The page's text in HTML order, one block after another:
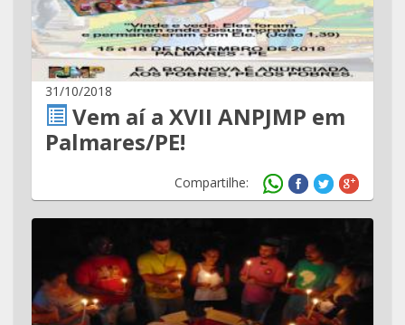
31/10/2018
Vem aí a XVII ANPJMP em
Palmares/PE!
Compartilhe: